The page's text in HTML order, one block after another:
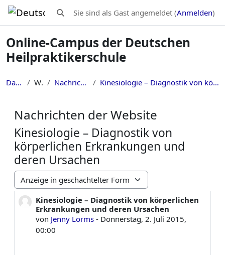
Zum Hauptinhalt
Sucheingabe umschalten
Sie sind als Gast angemeldet (Anmelden)
Online-Campus der Deutschen
Heilpraktikerschule
Dashboard Website Nachrichten der Website Kinesiologie – Diagnostik von körperlichen Erkrankungen und deren Ursachen
Nachrichten der Website
Kinesiologie – Diagnostik von
körperlichen Erkrankungen und
deren Ursachen
Anzeigemodus
Kinesiologie – Diagnostik von körperlichen
Erkrankungen und deren Ursachen
von Jenny Lorms- Donnerstag, 2. Juli 2015,
00:00
Anzahl Antworten: 0